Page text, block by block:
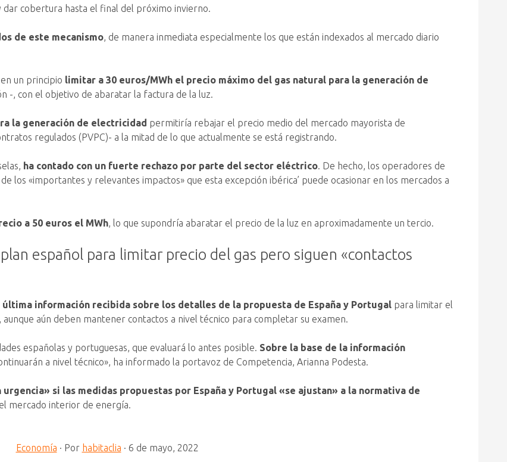
dar cobertura hasta el final del próximo invierno.
de este mecanismo, de manera inmediata especialmente los que están indexados al mercado diario
un principio limitar a 30 euros/MWh el precio máximo del gas natural para la generación de
-, con el objetivo de abaratar la factura de la luz.
la generación de electricidad permitiría rebajar el precio medio del mercado mayorista de
regulados (PVPC)- a la mitad de lo que actualmente se está registrando.
ha contado con un fuerte rechazo por parte del sector eléctrico. De hecho, los operadores de
los «importantes y relevantes impactos» que esta excepción ibérica’ puede ocasionar en los mercados a
a 50 euros el MWh, lo que supondría abaratar el precio de la luz en aproximadamente un tercio.
español para limitar precio del gas pero siguen «contactos
información recibida sobre los detalles de la propuesta de España y Portugal para limitar el
aún deben mantener contactos a nivel técnico para completar su examen.
españolas y portuguesas, que evaluará lo antes posible. Sobre la base de la información
a nivel técnico», ha informado la portavoz de Competencia, Arianna Podesta.
urgencia» si las medidas propuestas por España y Portugal «se ajustan» a la normativa de
mercado interior de energía.
Economía · Por habitaclia · 6 de mayo, 2022